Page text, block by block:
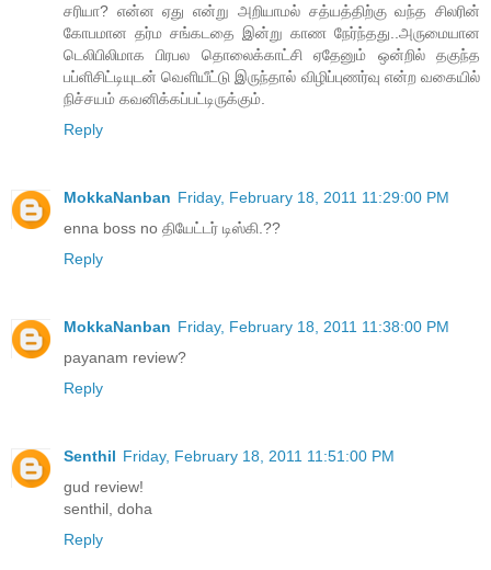
சரியா? என்ன ஏது என்று அறியாமல் சத்யத்திற்கு வந்த சிலரின்
கோபமான தர்ம சங்கடதை இன்று காண நேர்ந்தது..அருமையான
டெலிபிலிமாக பிரபல தொலைக்காட்சி ஏதேனும் ஒன்றில் தகுந்த
பப்ளிசிட்டியுடன் வெளியீட்டு இருந்தால் விழிப்புணர்வு என்ற வகையில்
நிச்சயம் கவனிக்கப்பட்டிருக்கும்.
Reply
MokkaNanban Friday, February 18, 2011 11:29:00 PM
enna boss no தியேட்டர் டிஸ்கி.??
Reply
MokkaNanban Friday, February 18, 2011 11:38:00 PM
payanam review?
Reply
Senthil Friday, February 18, 2011 11:51:00 PM
gud review!
senthil, doha
Reply